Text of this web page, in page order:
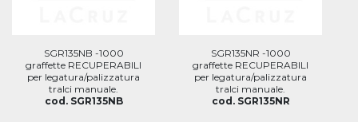
SGR135NB -1000
graffette RECUPERABILI
per legatura/palizzatura
tralci manuale.
cod. SGR135NB
SGR135NR -1000
graffette RECUPERABILI
per legatura/palizzatura
tralci manuale.
cod. SGR135NR